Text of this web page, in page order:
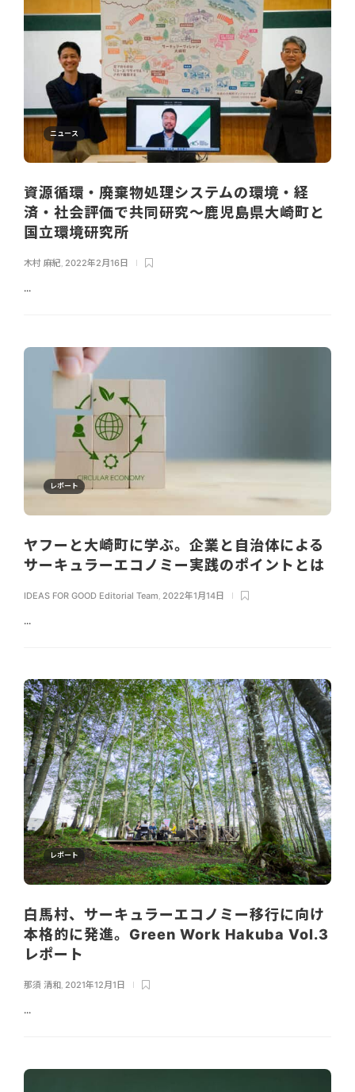
ニュース
資源循環・廃棄物処理システムの環境・経
済・社会評価で共同研究～鹿児島県大崎町と
国立環境研究所
木村 麻紀 2022年2月16日
...
レポート
ヤフーと大崎町に学ぶ。企業と自治体による
サーキュラーエコノミー実践のポイントとは
IDEAS FOR GOOD Editorial Team 2022年1月14日
...
レポート
白馬村、サーキュラーエコノミー移行に向け
本格的に発進。Green Work Hakuba Vol.3
レポート
那須 清和 2021年12月1日
...